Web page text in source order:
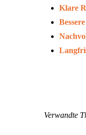
Klare
Verwandte